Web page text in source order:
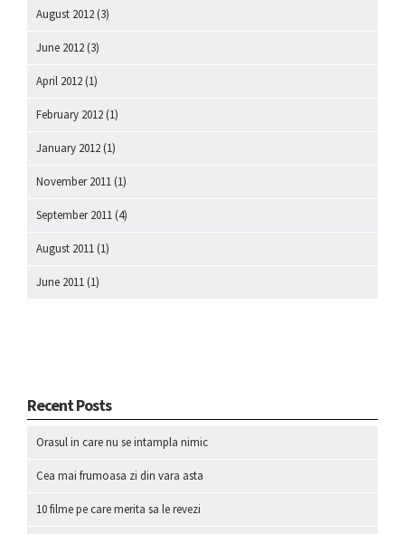
August 2012 (3)
June 2012 (3)
April 2012 (1)
February 2012 (1)
January 2012 (1)
November 2011 (1)
September 2011 (4)
August 2011 (1)
June 2011 (1)
Recent Posts
Orasul in care nu se intampla nimic
Cea mai frumoasa zi din vara asta
10 filme pe care merita sa le revezi